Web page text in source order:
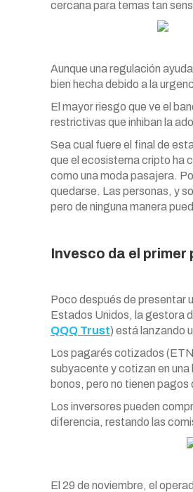
cercana para temas tan
Aunque una regulación
bien hecha debido a la
El mayor riesgo que ve el
restrictivas que inhiban la
Sea cual fuere el final de
que el ecosistema cripto ha
como una moda pasajera.
quedarse. Las personas, y
pero de ninguna manera
Invesco da el primer
Poco después de presentar
Estados Unidos, la gestora
QQQ Trust) está lanzando
Los pagarés cotizados
subyacente y cotizan en
bonos, pero no tienen
Los inversores pueden
diferencia, restando las
El 29 de noviembre, el